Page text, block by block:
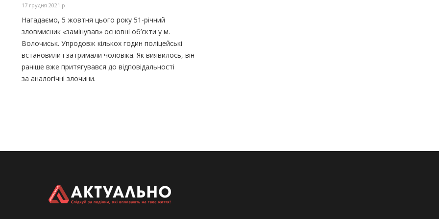
17 грудня 2021 р.
Нагадаємо, 5 жовтня цього року 51-річний
зловмисник «замінував» основні об’єкти у м.
Волочиськ. Упродовж кількох годин поліцейські
встановили і затримали чоловіка. Як виявилось, він
раніше вже притягувався до відповідальності
за аналогічні злочини.